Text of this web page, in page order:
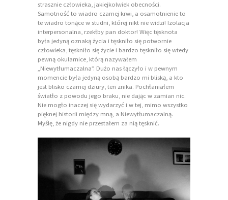
strasznie człowieka, jakiejkolwiek obecności.
Samotność to wiadro czarnej krwi, a osamotnienie to
te wiadro tonące w studni, której nikt nie widzi! Izolacja
interpersonalna, rzekłby pan doktor! Więc tęsknota
była jedyną oznaką życia i tęskniło się potwornie
człowieka, tęskniło się życie i bardzo tęskniło się wtedy
pewną okularnice, którą nazywałem
„Niewytłumaczalna”. Dużo nas łączyło i w pewnym
momencie była jedyną osobą bardzo mi bliską, a kto
jest blisko czarnej dziury, ten znika. Pochłaniałem
światło z powodu jego braku, nie dając w zamian nic.
Nie mogło inaczej się wydarzyć i w tej, mimo wszystko
pięknej historii między mną, a Niewytłumaczalną.
Myślę, że nigdy nie przestałem za nią tęsknić.